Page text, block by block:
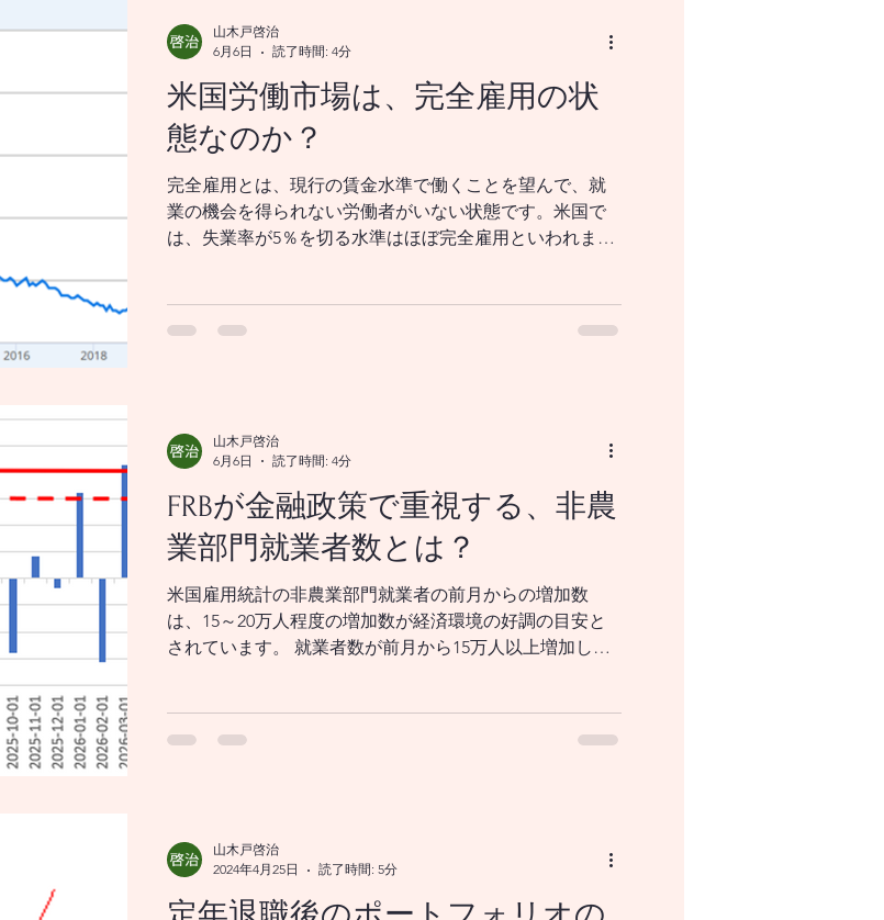
18歳から挑む資産形成、新NISAとはなにか？
は資産市場、および 景気循環を通じ
更は、資産市場並びに 景気循環を
更は、資産市場を 通じてどのよう
米国労働市場は、完全雇用の状
態なのか？
完全雇用とは、現行の賃金水準で働くことを望んで、就
業の機会を得られない労働者がいない状態です。米国で
は、失業率が5％を切る水準はほぼ完全雇用といわれま
山木戸啓治
6月6日
読了時間: 4分
FRBが金融政策で重視する、非農
業部門就業者数とは？
米国雇用統計の非農業部門就業者の前月からの増加数
は、15～20万人程度の増加数が経済環境の好調の目安と
されています。 就業者数が前月から15万人以上増加して
山木戸啓治
6月6日
読了時間: 4分
山木戸啓治
2024年4月25日
読了時間: 5分